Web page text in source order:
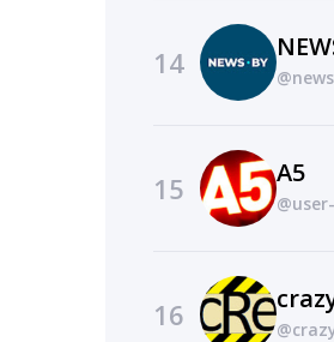
14
15 A5
16